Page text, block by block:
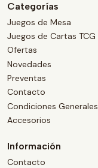
Categorías
Juegos de Mesa
Juegos de Cartas TCG
Ofertas
Novedades
Preventas
Contacto
Condiciones Generales
Accesorios
Información
Contacto